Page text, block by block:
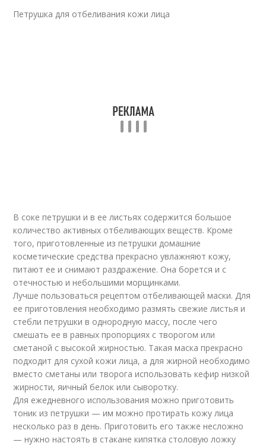
Петрушка для отбеливания кожи лица
В соке петрушки и в ее листьях содержится большое
количество активных отбеливающих веществ. Кроме
того, приготовленные из петрушки домашние
косметические средства прекрасно увлажняют кожу,
питают ее и снимают раздражение. Она борется и с
отечностью и небольшими морщинками.
Лучше пользоваться рецептом отбеливающей маски. Для
ее приготовления необходимо размять свежие листья и
стебли петрушки в однородную массу, после чего
смешать ее в равных пропорциях с творогом или
сметаной с высокой жирностью. Такая маска прекрасно
подходит для сухой кожи лица, а для жирной необходимо
вместо сметаны или творога использовать кефир низкой
жирности, яичный белок или сыворотку.
Для ежедневного использования можно приготовить
тоник из петрушки — им можно протирать кожу лица
несколько раз в день. Приготовить его также несложно
— нужно настоять в стакане кипятка столовую ложку